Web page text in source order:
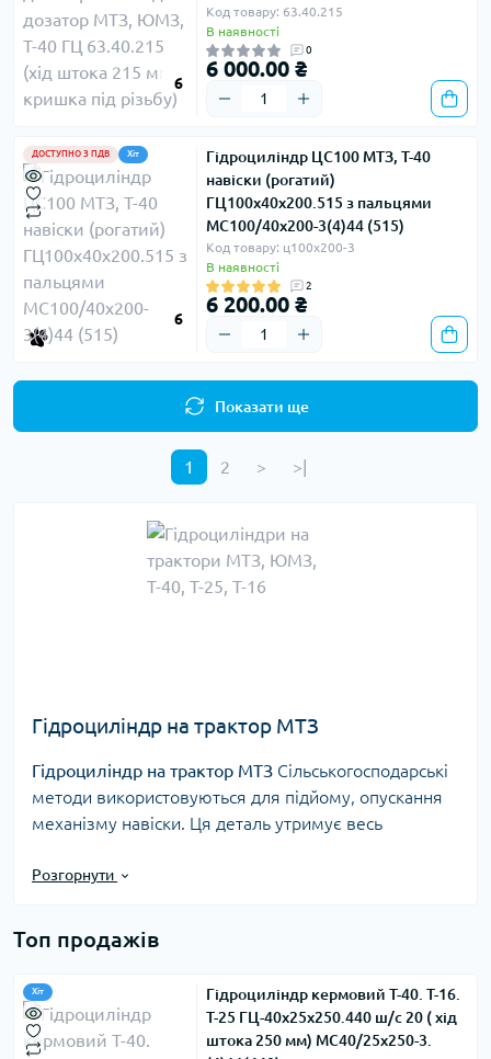
6
Код товару: 63.40.215
В наявності
0
6 000.00 ₴
ДОСТУПНО З ПДВ Хіт
6
Гідроциліндр ЦС100 МТЗ, Т-40
навіски (рогатий)
ГЦ100х40х200.515 з пальцями
МС100/40х200-3(4)44 (515)
Код товару: ц100х200-3
В наявності
2
6 200.00 ₴
Показати ще
1 2 > >|
Гідроциліндр на трактор МТЗ
Гідроциліндр на трактор МТЗ Сільськогосподарські
методи використовуються для підйому, опускання
механізму навіски. Ця деталь утримує весь
частиною підйомної системи. Пропонуємо
гідроциліндр двобічного на МТЗ,
Наші ціни приємно здивують будь-кого і у нас
працює система знижок.
Гігантський механізм
Розгорнути
Топ продажів
Хіт
Гідроциліндр кермовий Т-40. Т-16.
Т-25 ГЦ-40х25х250.440 ш/с 20 ( хід
штока 250 мм) МС40/25х250-3.